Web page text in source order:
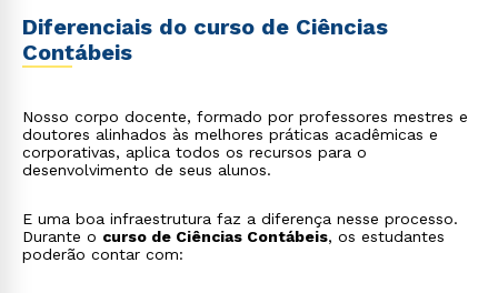
Diferenciais do curso de Ciências
Contábeis
Nosso corpo docente, formado por professores mestres e
doutores alinhados às melhores práticas acadêmicas e
corporativas, aplica todos os recursos para o
desenvolvimento de seus alunos.
E uma boa infraestrutura faz a diferença nesse processo.
Durante o curso de Ciências Contábeis, os estudantes
poderão contar com: